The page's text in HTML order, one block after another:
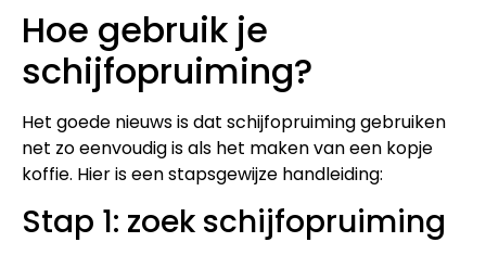
Hoe gebruik je
schijfopruiming?
Het goede nieuws is dat schijfopruiming gebruiken
net zo eenvoudig is als het maken van een kopje
koffie. Hier is een stapsgewijze handleiding:
Stap 1: zoek schijfopruiming